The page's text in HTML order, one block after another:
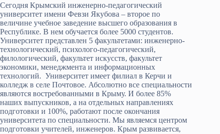
Сегодня Крымский инженерно-педагогический
университет имени Февзи Якубова – второе по
величине учебное заведение высшего образования в
Республике. В нем обучается более 5000 студентов.
Университет представлен 5 факультетами: инженерно-
технологический, психолого-педагогический,
филологический, факультет искусств, факультет
экономики, менеджмента и информационных
технологий. Университет имеет филиал в Керчи и
колледж в селе Почтовое. Абсолютно все специальности
являются востребованными в Крыму. И более 85%
наших выпускников, а на отдельных направлениях
подготовки и 100%, работают после окончания
университета по специальности. Мы являемся центром
подготовки учителей, инженеров. Крым развивается,